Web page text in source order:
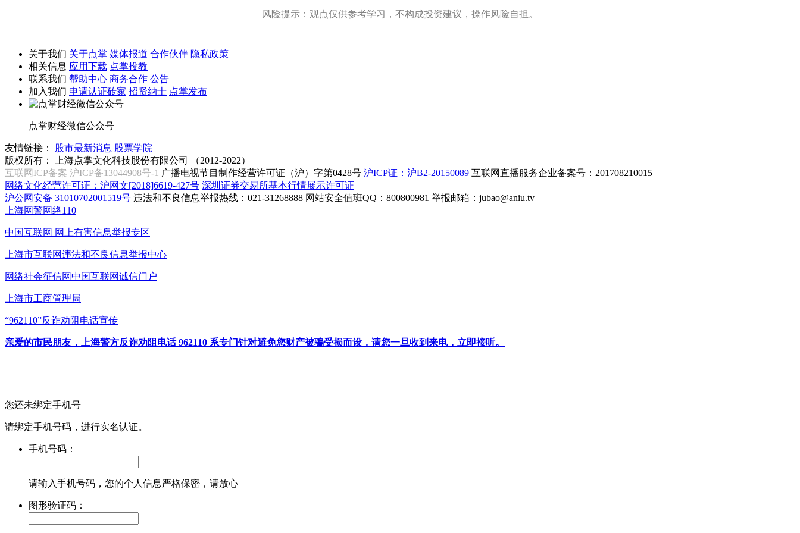
风险提示：观点仅供参考学习，不构成投资建议，操作风险自担。
关于我们 关于点掌 媒体报道 合作伙伴 隐私政策
相关信息 应用下载 点掌投教
联系我们 帮助中心 商务合作 公告
加入我们 申请认证砖家 招贤纳士 点掌发布
点掌财经微信公众号
友情链接： 股市最新消息 股票学院
版权所有：
上海点掌文化科技股份有限公司 （2012-2022）
互联网ICP备案 沪ICP备13044908号-1 广播电视节目制作经营许可证（沪）字第0428号 沪ICP证：沪B2-20150089 互联网直播服务企业备案号：201708210015
网络文化经营许可证：沪网文[2018]6619-427号 深圳证券交易所基本行情展示许可证
沪公网安备 31010702001519号 违法和不良信息举报热线：021-31268888 网站安全值班QQ：800800981 举报邮箱： jubao@aniu.tv
上海网警网络110
中国互联网 网上有害信息举报专区
上海市互联网违法和不良信息举报中心
网络社会征信网中国互联网诚信门户
上海市工商管理局
“962110”反诈劝阻电话宣传
亲爱的市民朋友，上海警方反诈劝阻电话 962110 系专门针对避免您财产被骗受损而设，请您一旦收到来电，立即接听。
您还未绑定手机号
请绑定手机号码，进行实名认证。
手机号码：
请输入手机号码，您的个人信息严格保密，请放心
图形验证码：